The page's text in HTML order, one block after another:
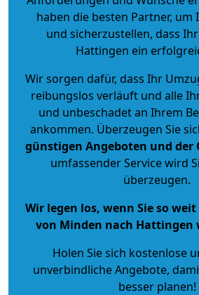
haben die besten Partner, um
und sicherzustellen, dass
Hattingen ein
Wir sorgen dafür, dass Ihr
reibungslos verläuft und alle
und unbeschadet an Ihrem
ankommen. Überzeugen Sie
günstigen Angeboten und
umfassender Service wird
überzeugen.
Wir legen los, wenn Sie so
von Minden nach Hattingen
Holen Sie sich kostenlose
unverbindliche Angebote,
besser planen!